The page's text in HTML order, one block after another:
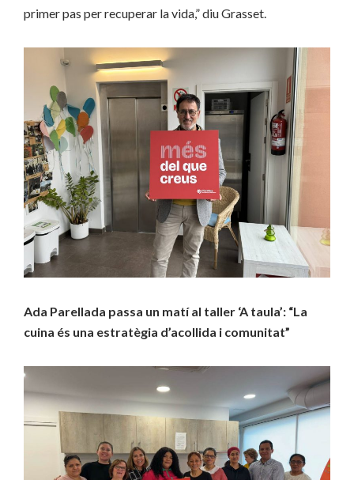
primer pas per recuperar la vida,” diu Grasset.
Ada Parellada passa un matí al taller ‘A taula’: “La
cuina és una estratègia d’acollida i comunitat”